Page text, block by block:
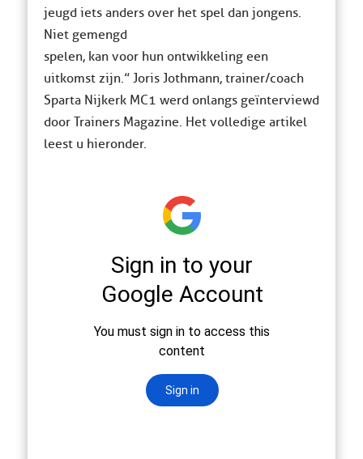
jeugd iets anders over het spel dan jongens.
Niet gemengd
spelen, kan voor hun ontwikkeling een
uitkomst zijn.” Joris Jothmann, trainer/coach
Sparta Nijkerk MC1 werd onlangs geïnterviewd
door Trainers Magazine. Het volledige artikel
leest u hieronder.